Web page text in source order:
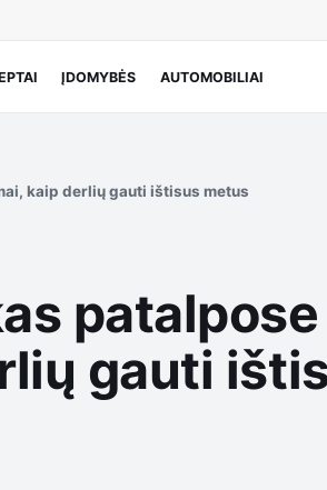
ĮDOMYBĖS AUTOMOBILIAI
kaip derlių gauti ištisus metus
gauti